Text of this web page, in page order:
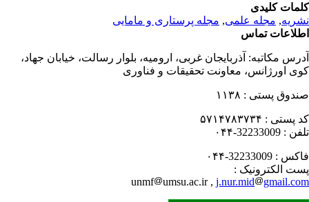
کلیدی
,مجله علمی, مجله پرستاری و مامایی
تماس
مکاتبه:آذربایجان غربی، ارومیه، بلوار رسالت، خیابان جهاد،
اورژانس، معاونت تحقیقات و فناوری
پستی : ۱۱۳۸
پستی : ۵۷۱۴۷۸۳۷۳۴
: 32233009-۰۴۴
: 32233009-۰۴۴
الکترونیک :
unmf
umsu.ac.ir ,j.nur.mid